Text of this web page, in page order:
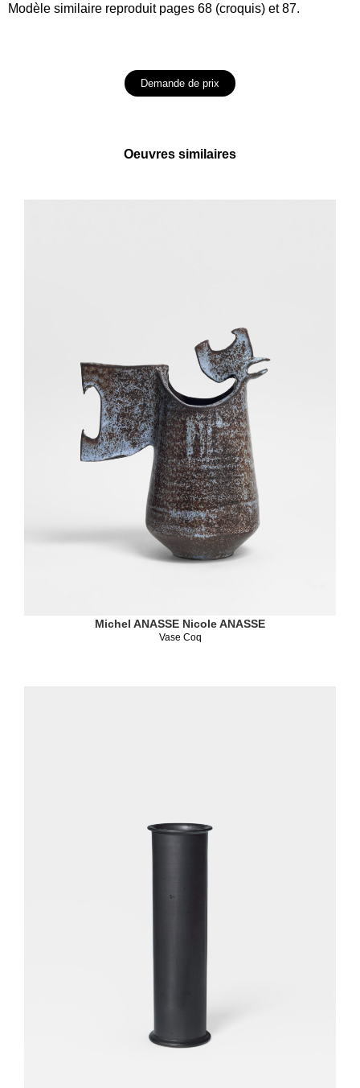
Modèle similaire reproduit pages 68 (croquis) et 87.
Demande de prix
Oeuvres similaires
Michel ANASSE Nicole ANASSE
Vase Coq